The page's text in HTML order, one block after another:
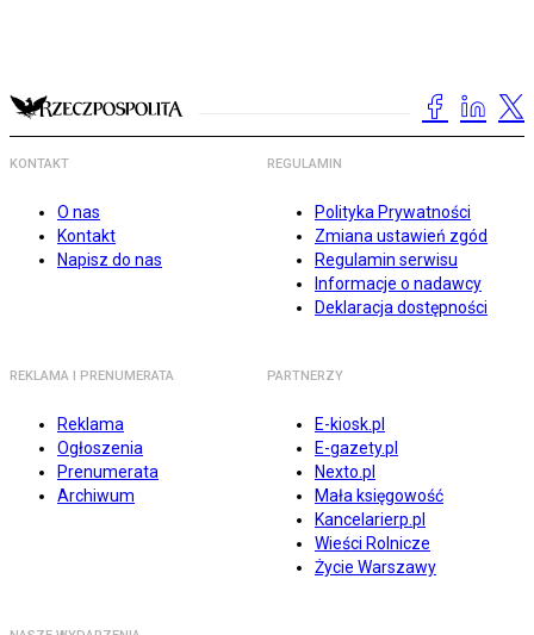
KONTAKT
O nas
Kontakt
Napisz do nas
REGULAMIN
Polityka Prywatności
Zmiana ustawień zgód
Regulamin serwisu
Informacje o nadawcy
Deklaracja dostępności
REKLAMA I PRENUMERATA
Reklama
Ogłoszenia
Prenumerata
Archiwum
PARTNERZY
E-kiosk.pl
E-gazety.pl
Nexto.pl
Mała księgowość
Kancelarierp.pl
Wieści Rolnicze
Życie Warszawy